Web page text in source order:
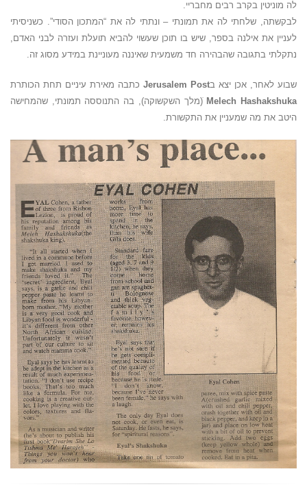
לה מוניטין בקרב רבים מחבריי.
לבקשתה, שלחתי לה את תמונתי – ונתתי לה את “המתכון הסודי”. כשניסיתי
לעניין את אילנה בספר, שיש בו תוכן שעשוי להביא תועלת ועזרה לבני האדם,
נתקלתי בתגובה שהבהירה חד משמעית שאיננה מעוניינת במידע מסוג זה.
שבוע לאחר, אכן יצא בJerusalem Post כתבה מאירת עיניים תחת הכותרת
Melech Hashakshuka ׁ(מלך השקשוקה), בה התנוססה תמונתי, שהמחישה
היטב את מה שמעניין את התקשורת.